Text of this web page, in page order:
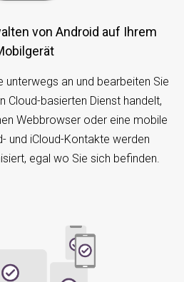
unterwegs an und bearbeiten Sie
Cloud-basierten Dienst handelt,
Webbrowser oder eine mobile
und iCloud-Kontakte werden
egal wo Sie sich befinden.